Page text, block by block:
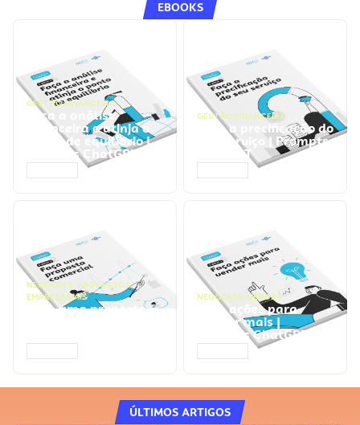
EBOOKS
GESTÃO FINANCEIRA
Faça a análise
financeira e atinja o
ponto de equilíbrio |
Prompts ChatGPT
GESTÃO FINANCEIRA
Faça a precificação do
seu serviço | Prompts
ChatGPT
NEGÓCIOS, PROCESSOS
EMPRESARIAIS
Faça uma proposta
NEGÓCIOS, VENDAS
Faça ações para
vender mais |
Prompts ChatGPT
ÚLTIMOS ARTIGOS